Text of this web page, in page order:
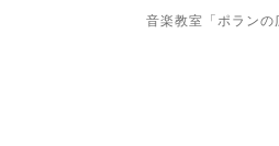
音楽教室「ポランの